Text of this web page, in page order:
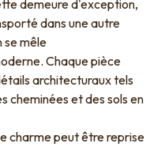
demeure d'exception,
dans une autre
se mêle
Chaque pièce
architecturaux tels
cheminées et des sols en
charme peut être reprise